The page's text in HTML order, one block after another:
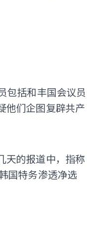
包括和丰国会议员
他们企图复辟共产
天的报道中，指称
国特务渗透净选